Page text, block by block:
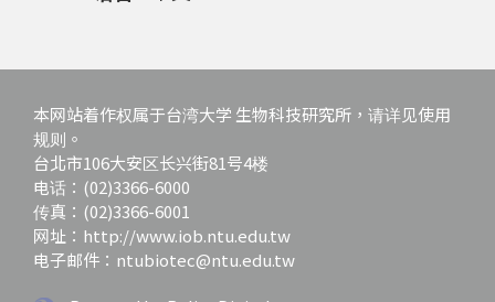
本网站着作权属于台湾大学 生物科技研究所，请详见使用
规则。
台北市106大安区长兴街81号4楼
电话：(02)3366-6000
传真：(02)3366-6001
网址：http://www.iob.ntu.edu.tw
电子邮件：ntubiotec@ntu.edu.tw